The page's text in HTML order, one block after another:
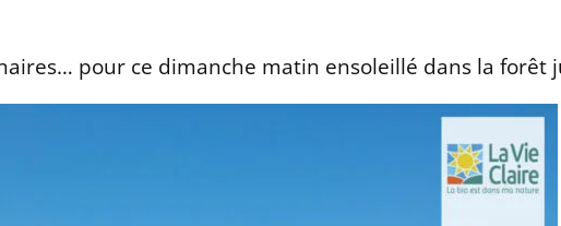
pour ce dimanche matin ensoleillé dans la forêt